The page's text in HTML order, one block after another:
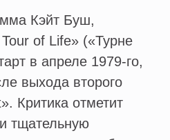
Кэйт Буш,
of Life» («Турне
в апреле 1979-го,
выхода второго
Критика отметит
и тщательную